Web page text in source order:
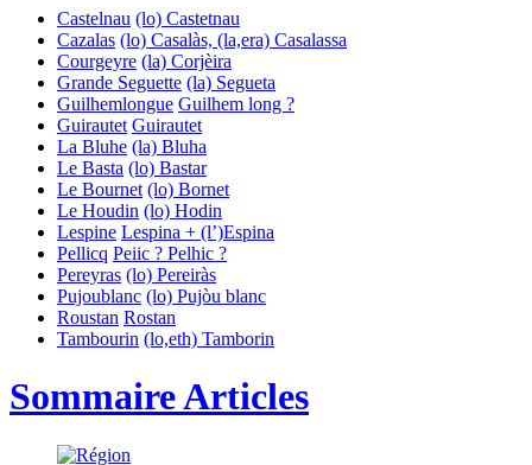
Castelnau (lo) Castetnau
Cazalas (lo) Casalàs, (la,era) Casalassa
Courgeyre (la) Corjèira
Grande Seguette (la) Segueta
Guilhemlongue Guilhem long ?
Guirautet Guirautet
La Bluhe (la) Bluha
Le Basta (lo) Bastar
Le Bournet (lo) Bornet
Le Houdin (lo) Hodin
Lespine Lespina + (l’)Espina
Pellicq Peiic ? Pelhic ?
Pereyras (lo) Pereiràs
Pujoublanc (lo) Pujòu blanc
Roustan Rostan
Tambourin (lo,eth) Tamborin
Sommaire Articles